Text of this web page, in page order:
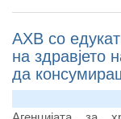
во Австрија и
АХВ со
на здравјето
да